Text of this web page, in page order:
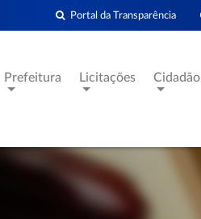
Portal da Transparência
Prefeitura Licitações Cidadão